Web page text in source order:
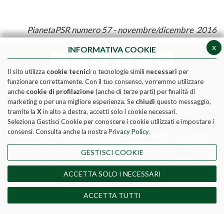
PianetaPSR numero 57 - novembre/dicembre 2016
Pubblicazione realizzata con il contributo FEASR (Fondo
europeo per l'agricoltura e lo sviluppo rurale) nell'ambito
delle attività previste dal programma Rete Rurale Nazionale
2014-2020
Social media policy|Informativa Privacy|Cookie Policy
DIRETTORE RESPONSABILE - MATTEO TAGLIAPIETRA
REGISTRAZIONE TRIBUNALE DI ROMA N. 190/2011 del
17-06-2011 - ISSN 2532-8115.
x
INFORMATIVA COOKIE
Il sito utilizza cookie tecnici o tecnologie simili necessari per
funzionare correttamente. Con il tuo consenso, vorremmo utilizzare
anche cookie di profilazione (anche di terze parti) per finalità di
marketing o per una migliore esperienza. Se chiudi questo messaggio,
tramite la Xin alto a destra, accetti solo i cookie necessari.
Seleziona Gestisci Cookie per conoscere i cookie utilizzati e impostare i
consensi. Consulta anche la nostra Privacy Policy.
GESTISCI COOKIE
ACCETTA SOLO I NECESSARI
ACCETTA TUTTI